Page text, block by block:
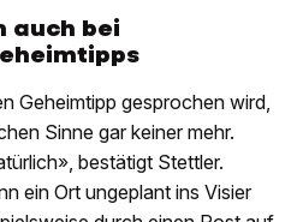
auch bei
Geheimtipp gesprochen wird,
Sinne gar keiner mehr.
bestätigt Stettler.
ein Ort ungeplant ins Visier